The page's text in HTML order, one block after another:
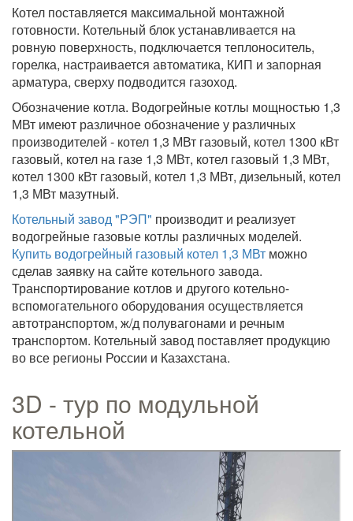
Котел поставляется максимальной монтажной
готовности. Котельный блок устанавливается на
ровную поверхность, подключается теплоноситель,
горелка, настраивается автоматика, КИП и запорная
арматура, сверху подводится газоход.
Обозначение котла. Водогрейные котлы мощностью 1,3
МВт имеют различное обозначение у различных
производителей - котел 1,3 МВт газовый, котел 1300 кВт
газовый, котел на газе 1,3 МВт, котел газовый 1,3 МВт,
котел 1300 кВт газовый, котел 1,3 МВт, дизельный, котел
1,3 МВт мазутный.
Котельный завод "РЭП" производит и реализует
водогрейные газовые котлы различных моделей.
Купить водогрейный газовый котел 1,3 МВт можно
сделав заявку на сайте котельного завода.
Транспортирование котлов и другого котельно-
вспомогательного оборудования осуществляется
автотранспортом, ж/д полувагонами и речным
транспортом. Котельный завод поставляет продукцию
во все регионы России и Казахстана.
3D - тур по модульной
котельной